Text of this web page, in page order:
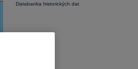
Databanka historických dat